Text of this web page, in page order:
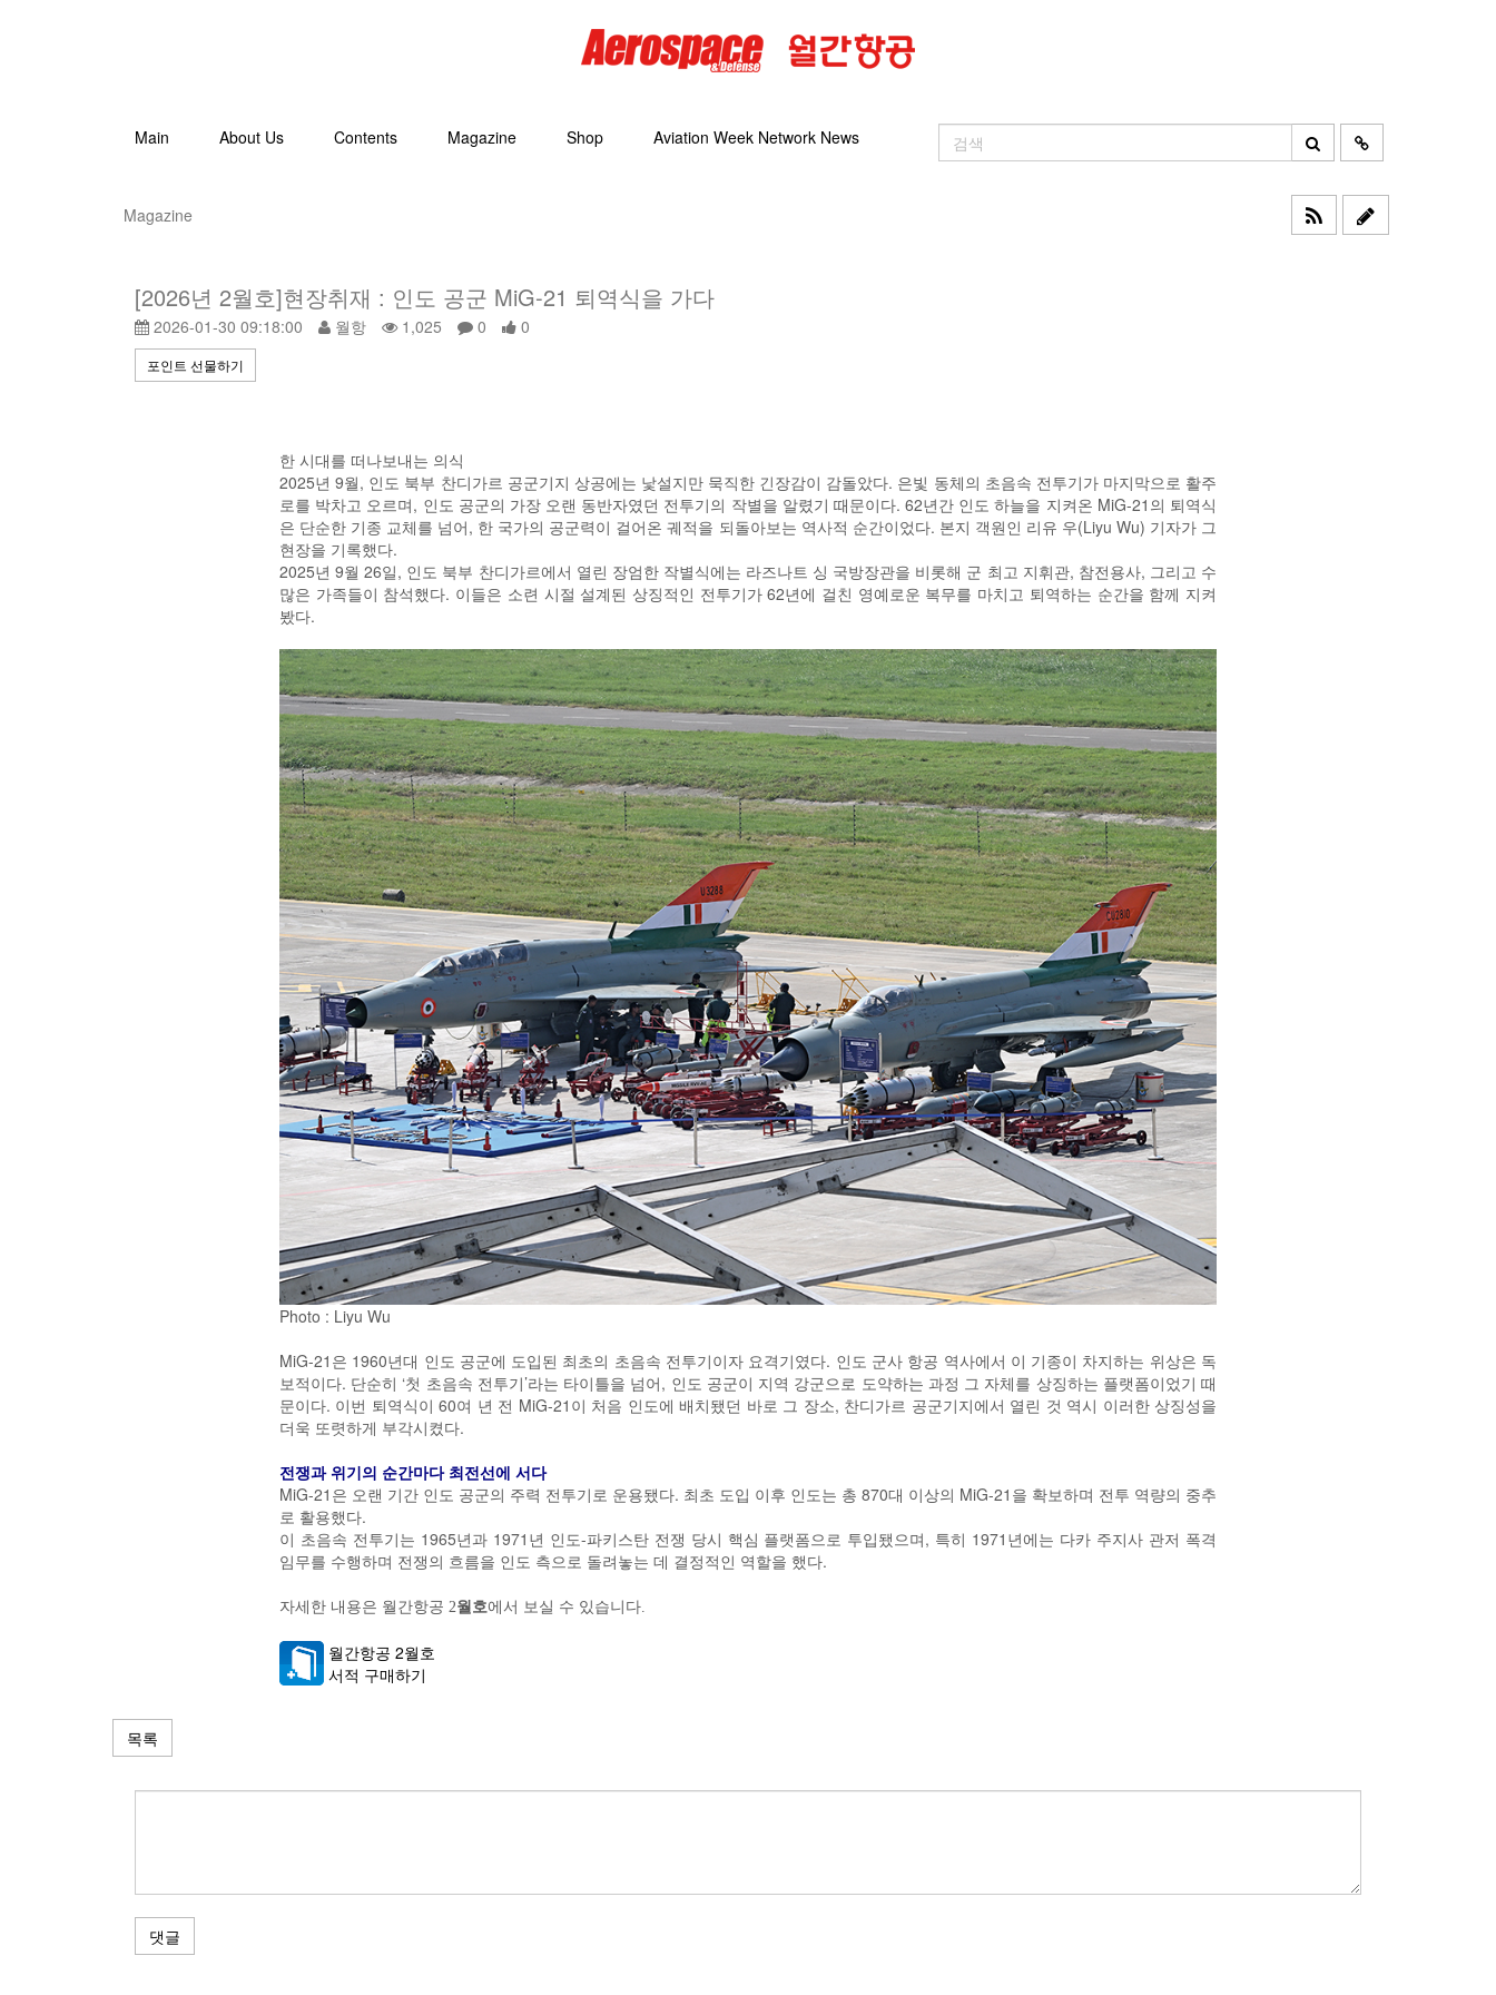
Main About Us Contents Magazine Shop Aviation Week Network News
Magazine
[2026년 2월호]현장취재 : 인도 공군 MiG-21 퇴역식을 가다
2026-01-30 09:18:00 월항 1,025 0 0
포인트 선물하기
한 시대를 떠나보내는 의식
2025년 9월, 인도 북부 찬디가르 공군기지 상공에는 낯설지만 묵직한 긴장감이 감돌았다. 은빛 동체의 초음속 전투기가 마지막으로 활주
로를 박차고 오르며, 인도 공군의 가장 오랜 동반자였던 전투기의 작별을 알렸기 때문이다. 62년간 인도 하늘을 지켜온 MiG-21의 퇴역식
은 단순한 기종 교체를 넘어, 한 국가의 공군력이 걸어온 궤적을 되돌아보는 역사적 순간이었다. 본지 객원인 리유 우(Liyu Wu) 기자가 그
현장을 기록했다.
2025년 9월 26일, 인도 북부 찬디가르에서 열린 장엄한 작별식에는 라즈나트 싱 국방장관을 비롯해 군 최고 지휘관, 참전용사, 그리고 수
많은 가족들이 참석했다. 이들은 소련 시절 설계된 상징적인 전투기가 62년에 걸친 영예로운 복무를 마치고 퇴역하는 순간을 함께 지켜
봤다.
Photo : Liyu Wu
MiG-21은 1960년대 인도 공군에 도입된 최초의 초음속 전투기이자 요격기였다. 인도 군사 항공 역사에서 이 기종이 차지하는 위상은 독
보적이다. 단순히 ‘첫 초음속 전투기’라는 타이틀을 넘어, 인도 공군이 지역 강군으로 도약하는 과정 그 자체를 상징하는 플랫폼이었기 때
문이다. 이번 퇴역식이 60여 년 전 MiG-21이 처음 인도에 배치됐던 바로 그 장소, 찬디가르 공군기지에서 열린 것 역시 이러한 상징성을
더욱 또렷하게 부각시켰다.
전쟁과 위기의 순간마다 최전선에 서다
MiG-21은 오랜 기간 인도 공군의 주력 전투기로 운용됐다. 최초 도입 이후 인도는 총 870대 이상의 MiG-21을 확보하며 전투 역량의 중추
로 활용했다.
이 초음속 전투기는 1965년과 1971년 인도-파키스탄 전쟁 당시 핵심 플랫폼으로 투입됐으며, 특히 1971년에는 다카 주지사 관저 폭격
임무를 수행하며 전쟁의 흐름을 인도 측으로 돌려놓는 데 결정적인 역할을 했다.
자세한 내용은 월간항공 2월호에서 보실 수 있습니다.
월간항공 2월호
서적 구매하기
목록
댓글